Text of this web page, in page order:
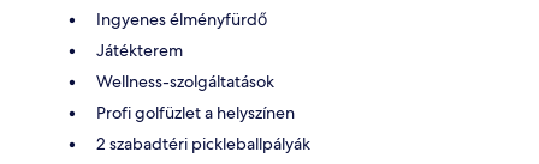
Ingyenes élményfürdő
Játékterem
Wellness-szolgáltatások
Profi golfüzlet a helyszínen
2 szabadtéri pickleballpályák